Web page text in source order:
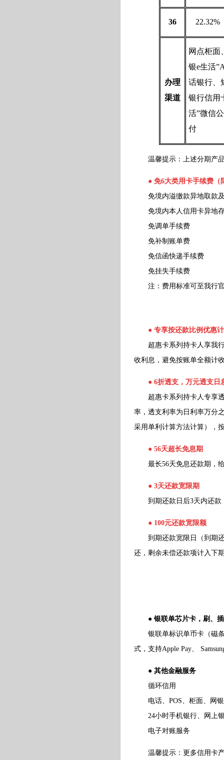
36 22.32%
办理
渠道
网点柜面
银e生活
话银行、
银行信用
活”微信
付
温馨提示：上述分期产品
● 免6大类用卡手续费（
免境内溢缴款异地取款及
免境内本人信用卡异地存
免调单手续费
免补制账单费
免信函快递手续费
免挂失手续费
注：费用标准可至我行官
● 专享按还款比例优惠
超惠卡系列持卡人享我行
收利息，避免按账单全额计
● 6折透支，万元透支日
超惠卡系列持卡人专享透
率，透支利率为日利率万分
采用单利计算方法计算），
● 56天超长免息期
最长56天免息还款期，给
● 3天还款宽限期
到期还款日后3天内还款
● 100元还款宽限额
到期还款宽限日（到期还
还，剩余未偿还款项计入下
● 银联单芯片卡，刷、
银联单标识单币卡（磁条+
式，支持Apple Pay、
● 其他金融服务
循环信用
电话、POS、柜面、网银
24小时手机银行、网上银
电子对账服务
温馨提示：更多信用卡产